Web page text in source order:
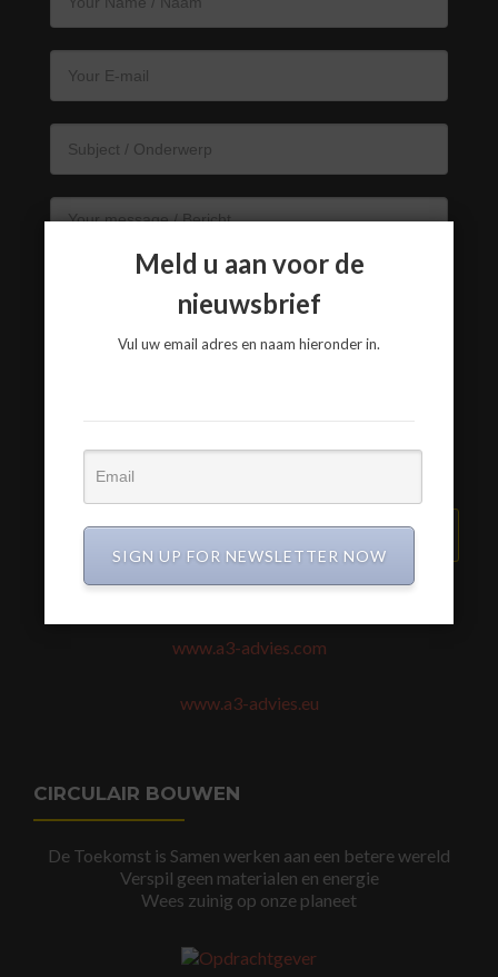
www.a3-advies.com
www.a3-advies.eu
CIRCULAIR BOUWEN
De Toekomst is Samen werken aan een betere wereld
Verspil geen materialen en energie
Wees zuinig op onze planeet
Meld u aan voor de
nieuwsbrief
Vul uw email adres en naam hieronder in.
SIGN UP FOR NEWSLETTER NOW